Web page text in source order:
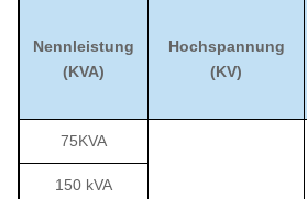
Nennleistung
(KVA)
Hochspannung
(KV)
75KVA
150 kVA